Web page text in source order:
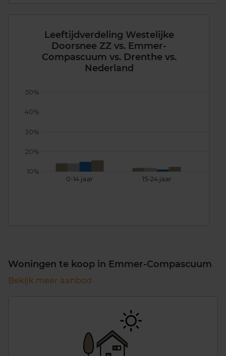
Leeftijdverdeling Westelijke
Doorsnee ZZ vs. Emmer-
Compascuum vs. Drenthe vs.
Nederland
0-14 jaar 15-24 jaar
10%
20%
30%
40%
50%
Woningen te koop in Emmer-Compascuum
Bekijk meer aanbod